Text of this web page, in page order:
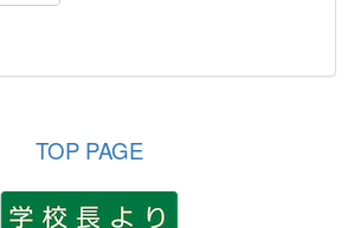
TOP PAGE